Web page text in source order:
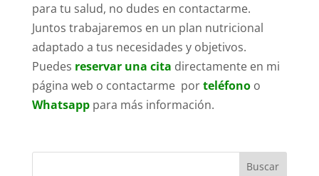
para tu salud, no dudes en contactarme.
Juntos trabajaremos en un plan nutricional
adaptado a tus necesidades y objetivos.
Puedes reservar una cita directamente en mi
página web o contactarme porteléfonoo
Whatsapppara más información.